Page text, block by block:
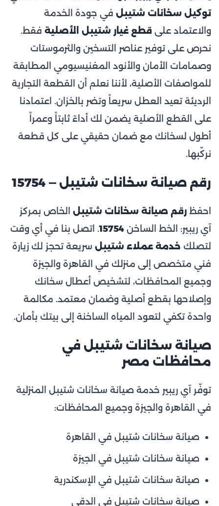
توكيل سخانات شتيبل في جودة الخدمة
والاعتماد على قطع غيار شتيبل الأصلية فقط.
نحرص على توفير عناصر التسخين والثرموستات
وصمامات الأمان والأنود المغنيسيومي المطابقة
للمواصفات الأصلية، لأننا نعلم أن القطعة التجارية
الرديئة تعيد العطل سريعاً وتضر بالخزان. اعتمادنا
على القطع الأصلية يضمن لك أداءً ثابتاً وعمراً
أطول لسخانك مع ضمان حقيقي على كل قطعة
نركّبها.
رقم صيانة سخانات شتيبل — 15754
احفظ رقم صيانة سخانات شتيبل الخاص بمركز
آي ريبير: الخط الساخن 15754. اتصل بنا في أي وقت
لتصلك خدمة عملاء شتيبل سريعة تحجز لك زيارة
فني متخصص إلى منزلك في القاهرة والجيزة
وجميع المحافظات، لتشخيص أعطال سخانك
وإصلاحها بقطع أصلية وضمان معتمد. مكالمة
واحدة تكفي لتعود المياه الساخنة إلى بيتك بأمان.
صيانة سخانات شتيبل في
محافظات مصر
توفّر آي ريبير خدمة صيانة سخانات شتيبل المنزلية
في القاهرة والجيزة وجميع المحافظات:
صيانة سخانات شتيبل في القاهرة
صيانة سخانات شتيبل في الجيزة
صيانة سخانات شتيبل في الإسكندرية
صيانة سخانات شتيبل في الدقي